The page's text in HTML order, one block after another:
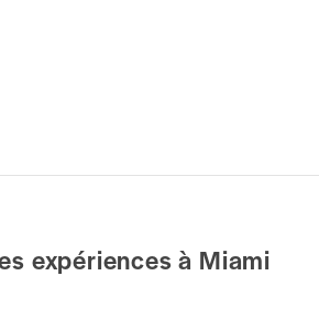
expériences à Miami